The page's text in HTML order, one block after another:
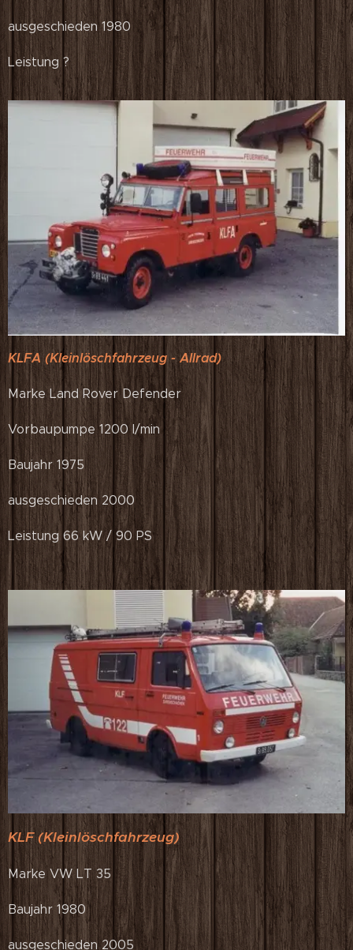
ausgeschieden 1980
Leistung ?
KLFA (Kleinlöschfahrzeug - Allrad)
Marke Land Rover Defender
Vorbaupumpe 1200 l/min
Baujahr 1975
ausgeschieden 2000
Leistung 66 kW / 90 PS
KLF (Kleinlöschfahrzeug)
Marke VW LT 35
Baujahr 1980
ausgeschieden 2005